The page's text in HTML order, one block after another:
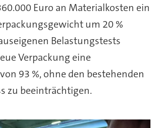
Euro an Materialkosten ein
um 20 %
Belastungstests
Verpackung eine
93 %, ohne den bestehenden
zu beeinträchtigen.